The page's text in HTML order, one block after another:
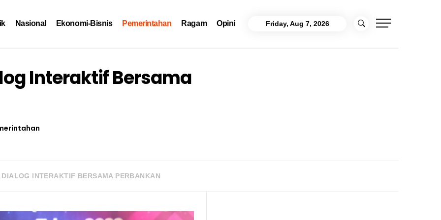
Nasional Ekonomi-Bisnis Pemerintahan Ragam Opini Friday, Aug 7, 2026
Interaktif Bersama
INTERAKTIF BERSAMA PERBANKAN